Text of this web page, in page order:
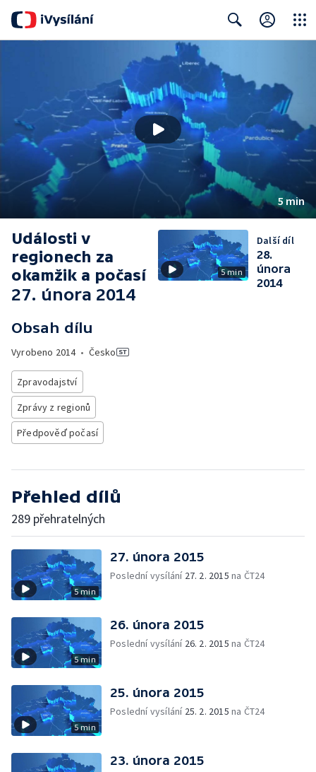
5 min
Události v
regionech za
okamžik a počasí
27. února 2014
Obsah dílu
Vyrobeno 2014• Česko
Zpravodajství
Zprávy z regionů
Předpověď počasí
5 min
Další díl
28.
února
2014
Přehled dílů
289 přehratelných
5 min
27. února 2015
Poslední vysílání 27. 2. 2015 na ČT24
5 min
26. února 2015
Poslední vysílání 26. 2. 2015 na ČT24
5 min
25. února 2015
Poslední vysílání 25. 2. 2015 na ČT24
23. února 2015